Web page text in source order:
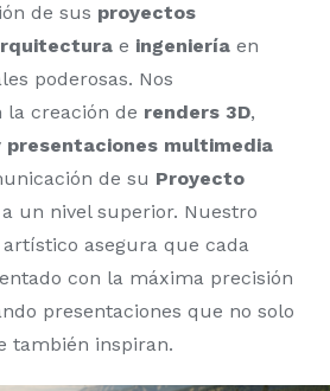
de sus proyectos
e ingeniería en
poderosas. Nos
la creación de renders 3D,
presentaciones multimedia
de su Proyecto
a un nivel superior. Nuestro
asegura que cada
con la máxima precisión
presentaciones que no solo
también inspiran.